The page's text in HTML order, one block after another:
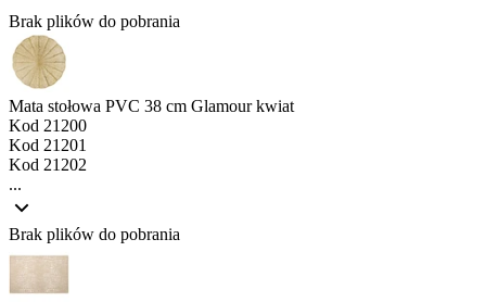
Brak plików do pobrania
Mata stołowa PVC 38 cm Glamour kwiat
Kod 21200
Kod 21201
Kod 21202
...
Brak plików do pobrania